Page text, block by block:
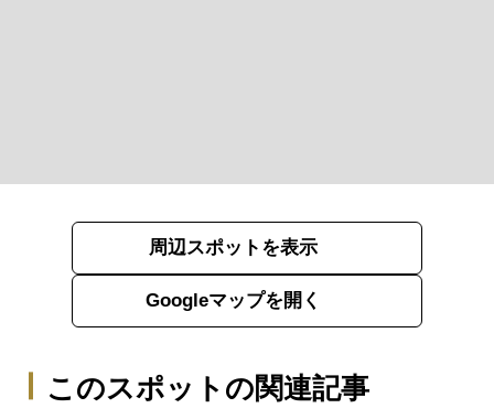
このスポットの関連記事
周辺スポットを表示
Googleマップを開く